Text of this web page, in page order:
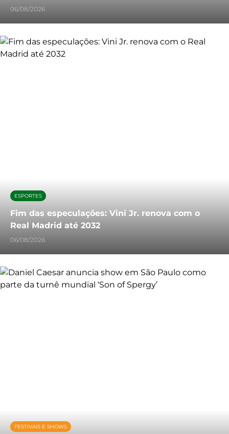
06/08/2026
ESPORTES
Fim das especulações: Vini Jr. renova com o
Real Madrid até 2032
06/08/2026
FESTIVAIS E SHOWS